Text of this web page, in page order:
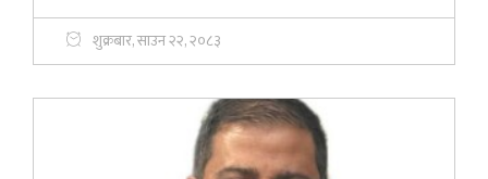
शुक्रबार, साउन २२, २०८३